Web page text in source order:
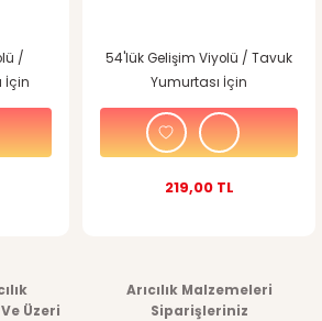
/
İçin
54'lük Gelişim Viyolü / Tavuk
Yumurtası İçin
219,00 TL
Üzeri
Arıcılık Malzemeleri
Siparişleriniz